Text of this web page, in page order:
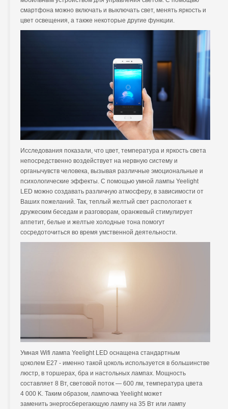
смартфона можно включать и выключать свет, менять яркость и
цвет освещения, а также некоторые другие функции.
Исследования показали, что цвет, температура и яркость света
непосредственно воздействует на нервную систему и
органычувств человека, вызывая различные эмоциональные и
психологические эффекты. С помощью умной лампы Yeelight
LED можно создавать различную атмосферу, в зависимости от
Ваших пожеланий. Так, теплый желтый свет распологает к
дружеским беседам и разговорам, оранжевый стимулирует
аппетит, белые и желтые холодные тона помогут
сосредоточиться во время умственной деятельности.
Умная Wifi лампа Yeelight LED оснащена стандартным
цоколем E27 - именно такой цоколь используется в большинстве
люстр, в торшерах, бра и настольных лампах. Мощность
составляет 8 Вт, световой поток — 600 лм, температура цвета
4 000 K. Таким образом, лампочка Yeelight может
заменить энергосберегающую лампу на 35 Вт или лампу